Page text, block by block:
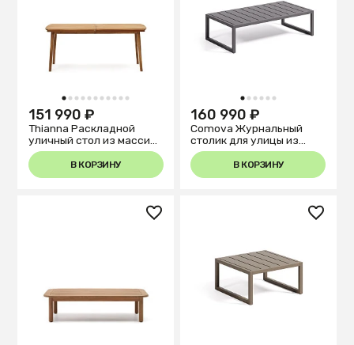
1 2 3 4 5 6 7 8 9 1011
151 990 ₽
Thianna Раскладной
уличный стол из массива
акации 180 (240) x 90 см
В КОРЗИНУ
1 2 3 4 5 6
160 990 ₽
Comova Журнальный
столик для улицы из
черного алюминия 60 x
114 см
В КОРЗИНУ